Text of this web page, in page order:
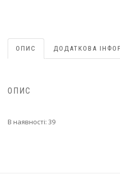
ОПИС ДОДАТКОВА
ОПИС
В наявності: 39